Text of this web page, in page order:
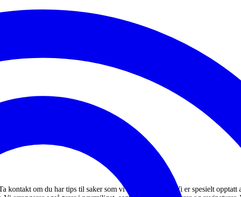
om du har tips til saker som vi bør jobbe med! Vi er spesielt opptatt